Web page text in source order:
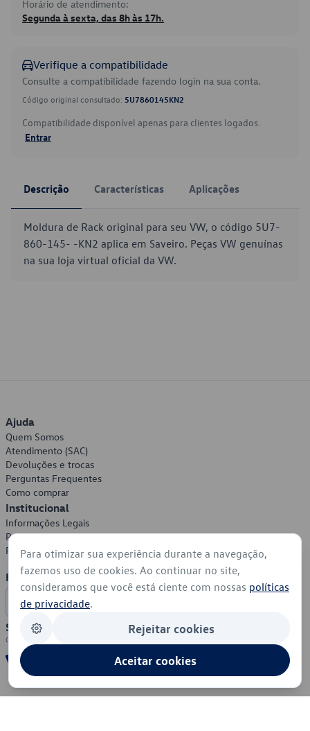
Horário de atendimento:
Segunda à sexta, das 8h às 17h.
Verifique a compatibilidade
Consulte a compatibilidade fazendo login na sua conta.
Código original consultado: 5U7860145KN2
Compatibilidade disponível apenas para clientes logados.
Entrar
Descrição Características Aplicações
Moldura de Rack original para seu VW, o código 5U7-
860-145- -KN2 aplica em Saveiro. Peças VW genuínas
na sua loja virtual oficial da VW.
Ajuda
Quem Somos
Atendimento (SAC)
Devoluções e trocas
Perguntas Frequentes
Como comprar
Institucional
Informações Legais
Política de Privacidade
Política de Cookies
Formas de Pagamento
Segurança
Para otimizar sua experiência durante a navegação,
fazemos uso de cookies. Ao continuar no site,
consideramos que você está ciente com nossas políticas
de privacidade.
Rejeitar cookies
Aceitar cookies